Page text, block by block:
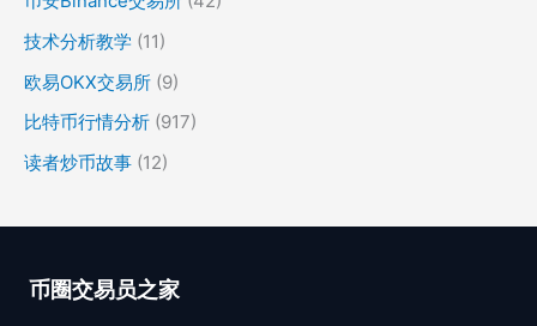
技术分析教学 (11)
欧易OKX交易所 (9)
比特币行情分析 (917)
读者炒币故事 (12)
币圈交易员之家